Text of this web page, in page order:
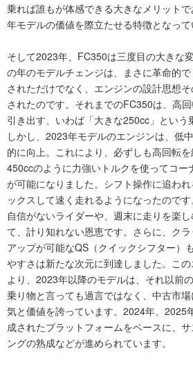
乗れば誰もが体感できる大きなメリット
年モデルの価値を際立たせる特徴となって
そして2023年、FC350は三度目の大きな
の年のモデルチェンジは、まさに革命的
されただけでなく、エンジンの設計思想
されたのです。それまでのFC350は、高
引き出す、いわば「大きな250cc」という
しかし、2023年モデルのエンジンは、低
的に向上。これにより、必ずしも高回転を
450ccのように力強いトルクを使ってコー
が可能になりました。シフト操作に追わ
ックスして速く走れるようになったので
自信がないライダーや、週末に走りを楽
て、計り知れない恩恵です。さらに、ク
アップが可能なQS（クイックシフター）
やすさは新たな次元に到達しました。こ
より、2023年以降のモデルは、それ以前
乗り物と言っても過言ではなく、中古市
気と価値を誇っています。2024年、2025
成されたプラットフォームをベースに、
ングの熟成などが進められています。